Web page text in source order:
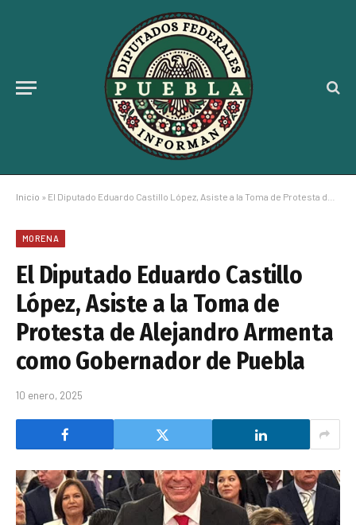
Inicio » El Diputado Eduardo Castillo López, Asiste a la Toma de Protesta de Alejandro Armenta como Gobernador de Puebla
MORENA
El Diputado Eduardo Castillo
López, Asiste a la Toma de
Protesta de Alejandro Armenta
como Gobernador de Puebla
10 enero, 2025